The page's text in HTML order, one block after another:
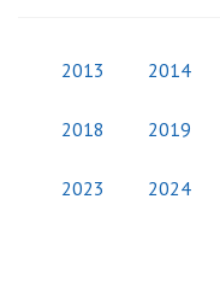
2013 2014
2018 2019
2023 2024